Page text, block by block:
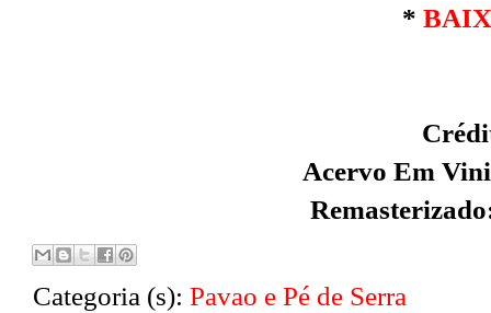
*
Acervo Em
Categoria (s): Pavao e Pé de Serra